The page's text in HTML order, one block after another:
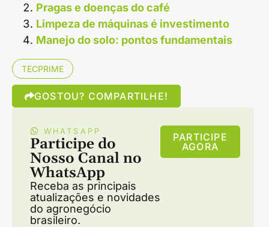
Pragas e doenças do café
Limpeza de máquinas é investimento
Manejo do solo: pontos fundamentais
TECPRIME
GOSTOU? COMPARTILHE!
WHATSAPP
Participe do
Nosso Canal no
WhatsApp
Receba as principais
atualizações e novidades
do agronegócio
brasileiro.
PARTICIPE
AGORA